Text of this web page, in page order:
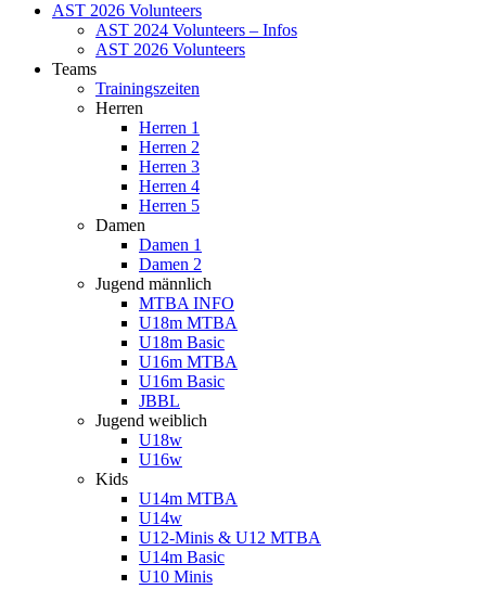
AST 2026 Volunteers
AST 2024 Volunteers – Infos
AST 2026 Volunteers
Teams
Trainingszeiten
Herren
Herren 1
Herren 2
Herren 3
Herren 4
Herren 5
Damen
Damen 1
Damen 2
Jugend männlich
MTBA INFO
U18m MTBA
U18m Basic
U16m MTBA
U16m Basic
JBBL
Jugend weiblich
U18w
U16w
Kids
U14m MTBA
U14w
U12-Minis & U12 MTBA
U14m Basic
U10 Minis